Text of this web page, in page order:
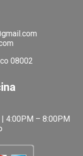
08002
4:00PM – 8:00PM